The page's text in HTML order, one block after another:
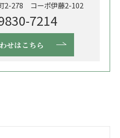
2-278 コーポ伊藤2-102
7214
せはこちら